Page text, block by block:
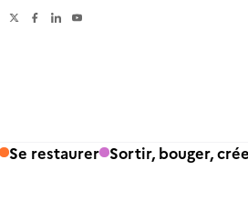
Se restaurer Sortir, bouger,